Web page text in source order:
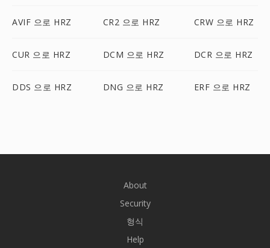
AVIF 으로 HRZ CR2 으로 HRZ CRW 으로 HRZ
CUR 으로 HRZ DCM 으로 HRZ DCR 으로 HRZ
DDS 으로 HRZ DNG 으로 HRZ ERF 으로 HRZ
About
Security
형식
Help